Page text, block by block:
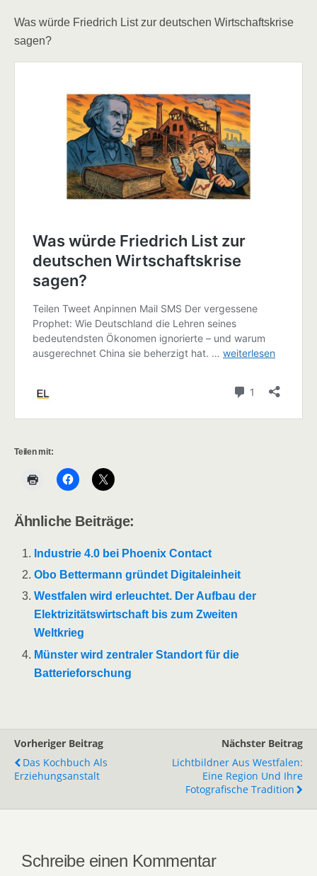
Was würde Friedrich List zur deutschen Wirtschaftskrise
sagen?
Teilen mit:
Ähnliche Beiträge:
Industrie 4.0 bei Phoenix Contact
Obo Bettermann gründet Digitaleinheit
Westfalen wird erleuchtet. Der Aufbau der
Elektrizitätswirtschaft bis zum Zweiten
Weltkrieg
Münster wird zentraler Standort für die
Batterieforschung
Vorheriger Beitrag
Das Kochbuch Als
Erziehungsanstalt
Nächster Beitrag
Lichtbildner Aus Westfalen:
Eine Region Und Ihre
Fotografische Tradition
Schreibe einen Kommentar